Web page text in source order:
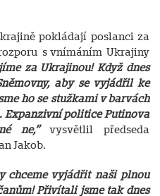
pokládají poslanci za
s vnímáním Ukrajiny
za Ukrajinou! Když dnes
aby se vyjádřil ke
ho se stužkami v barvách
Expanzivní politice Putinova
ne,”vysvětlil předseda
Jakob.
chceme vyjádřit naši plnou
Přivítali jsme tak dnes